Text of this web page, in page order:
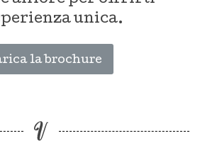
unica.
la brochure